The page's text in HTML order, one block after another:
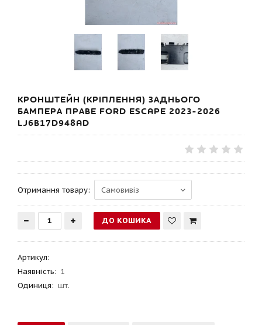
КРОНШТЕЙН (КРІПЛЕННЯ) ЗАДНЬОГО
БАМПЕРА ПРАВЕ FORD ESCAPE 2023-2026
LJ6B17D948AD
Отримання товару:
Артикул:
Наявність: 1
Одиниця: шт.